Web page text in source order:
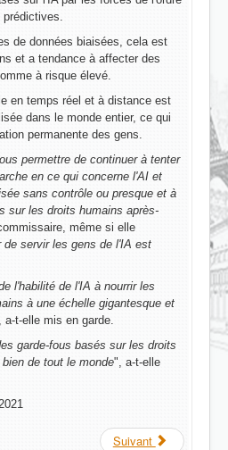
de données biaisées, cela est
et a tendance à affecter des
à risque élevé.
en temps réel et à distance est
dans le monde entier, ce qui
permanente des gens.
permettre de continuer à tenter
en ce qui concerne l'AI et
sans contrôle ou presque et à
sur les droits humains après-
même si elle
de servir les gens de l'IA est
l'habilité de l'IA à nourrir les
à une échelle gigantesque et
a-t-elle mis en garde.
garde-fous basés sur les droits
de tout le monde", a-t-elle
Suivant